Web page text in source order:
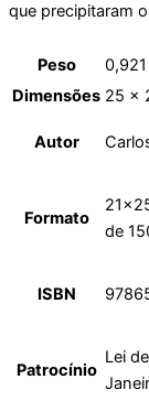
que precipitaram
Peso
Dimensões 25 ×
Autor
Formato
de
ISBN
Patrocínio
Lei